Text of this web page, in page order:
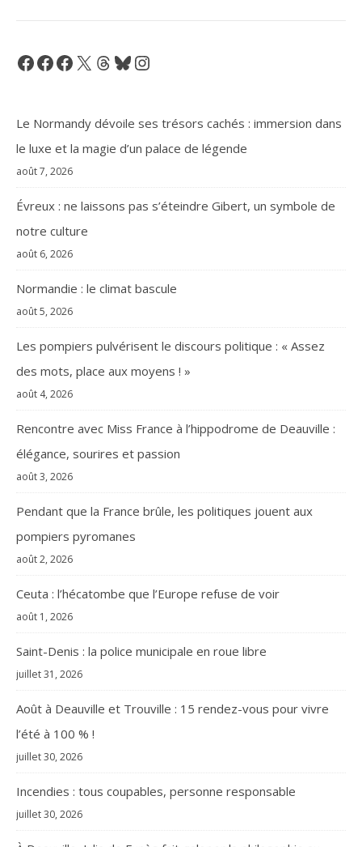
Facebook
Facebook
Facebook
X Threads
BlueskyInstagram
Le Normandy dévoile ses trésors cachés : immersion dans
le luxe et la magie d’un palace de légende
août 7, 2026
Évreux : ne laissons pas s’éteindre Gibert, un symbole de
notre culture
août 6, 2026
Normandie : le climat bascule
août 5, 2026
Les pompiers pulvérisent le discours politique : « Assez
des mots, place aux moyens ! »
août 4, 2026
Rencontre avec Miss France à l’hippodrome de Deauville :
élégance, sourires et passion
août 3, 2026
Pendant que la France brûle, les politiques jouent aux
pompiers pyromanes
août 2, 2026
Ceuta : l’hécatombe que l’Europe refuse de voir
août 1, 2026
Saint-Denis : la police municipale en roue libre
juillet 31, 2026
Août à Deauville et Trouville : 15 rendez-vous pour vivre
l’été à 100 % !
juillet 30, 2026
Incendies : tous coupables, personne responsable
juillet 30, 2026